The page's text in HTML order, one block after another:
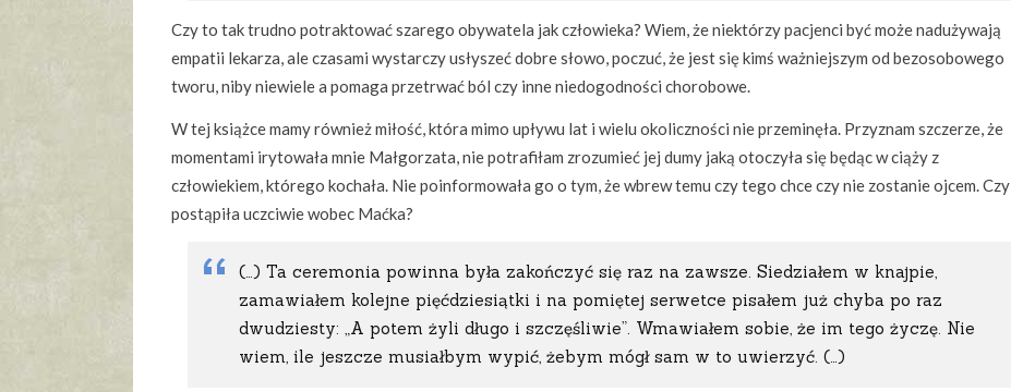
Czy to tak trudno potraktować szarego obywatela jak człowieka? Wiem, że niektórzy pacjenci być może nadużywają
empatii lekarza, ale czasami wystarczy usłyszeć dobre słowo, poczuć, że jest się kimś ważniejszym od bezosobowego
tworu, niby niewiele a pomaga przetrwać ból czy inne niedogodności chorobowe.
W tej książce mamy również miłość, która mimo upływu lat i wielu okoliczności nie przeminęła. Przyznam szczerze, że
momentami irytowała mnie Małgorzata, nie potrafiłam zrozumieć jej dumy jaką otoczyła się będąc w ciąży z
człowiekiem, którego kochała. Nie poinformowała go o tym, że wbrew temu czy tego chce czy nie zostanie ojcem. Czy
postąpiła uczciwie wobec Maćka?
(…) Ta ceremonia powinna była zakończyć się raz na zawsze. Siedziałem w knajpie,
zamawiałem kolejne pięćdziesiątki i na pomiętej serwetce pisałem już chyba po raz
dwudziesty: „A potem żyli długo i szczęśliwie”. Wmawiałem sobie, że im tego życzę. Nie
wiem, ile jeszcze musiałbym wypić, żebym mógł sam w to uwierzyć. (…)